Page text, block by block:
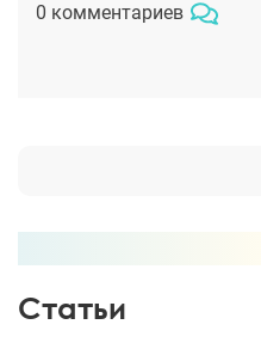
0 комментариев
Статьи